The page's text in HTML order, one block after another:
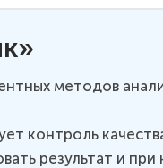
методов
контроль
результат и